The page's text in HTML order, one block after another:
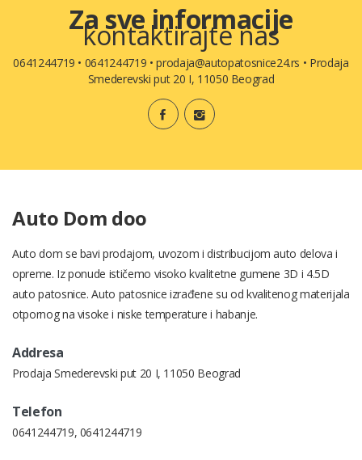
Za sve informacije
kontaktirajte nas
0641244719 • 0641244719 •prodaja@autopatosnice24.rs • Prodaja
Smederevski put 20 I, 11050 Beograd
Auto Dom doo
Auto dom se bavi prodajom, uvozom i distribucijom auto delova i
opreme. Iz ponude ističemo visoko kvalitetne gumene 3D i 4.5D
auto patosnice. Auto patosnice izrađene su od kvalitenog materijala
otpornog na visoke i niske temperature i habanje.
Addresa
Prodaja Smederevski put 20 I, 11050 Beograd
Telefon
0641244719, 0641244719